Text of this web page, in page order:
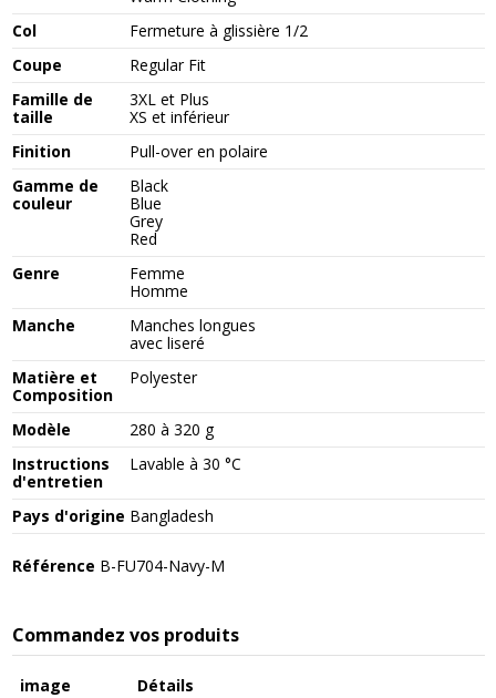
Col
Fermeture à glissière 1/2
Coupe
Regular Fit
Famille de
taille
3XL et Plus
XS et inférieur
Finition
Pull-over en polaire
Gamme de
couleur
Black
Blue
Grey
Red
Genre
Femme
Homme
Manche
Manches longues
avec liseré
Matière et
Composition
Polyester
Modèle
280 à 320 g
Instructions
d'entretien
Lavable à 30 °C
Pays d'origine Bangladesh
Référence B-FU704-Navy-M
Commandez vos produits
image
Détails